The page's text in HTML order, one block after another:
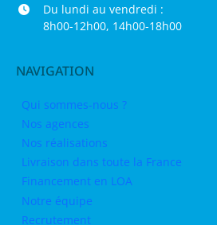
Du lundi au vendredi :
8h00-12h00, 14h00-18h00
NAVIGATION
Qui sommes-nous ?
Nos agences
Nos réalisations
Livraison dans toute la France
Financement en LOA
Notre équipe
Recrutement